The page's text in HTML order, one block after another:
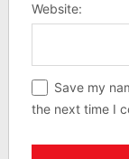
Website:
Save my
the next time I